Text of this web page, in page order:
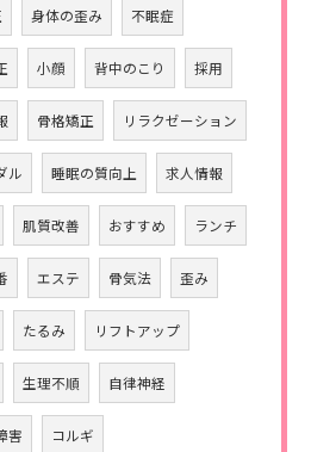
身体の歪み 不眠症
小顔 背中のこり 採用
骨格矯正 リラクゼーション
ル 睡眠の質向上 求人情報
肌質改善 おすすめ ランチ
エステ 骨気法 歪み
たるみ リフトアップ
生理不順 自律神経
害 コルギ